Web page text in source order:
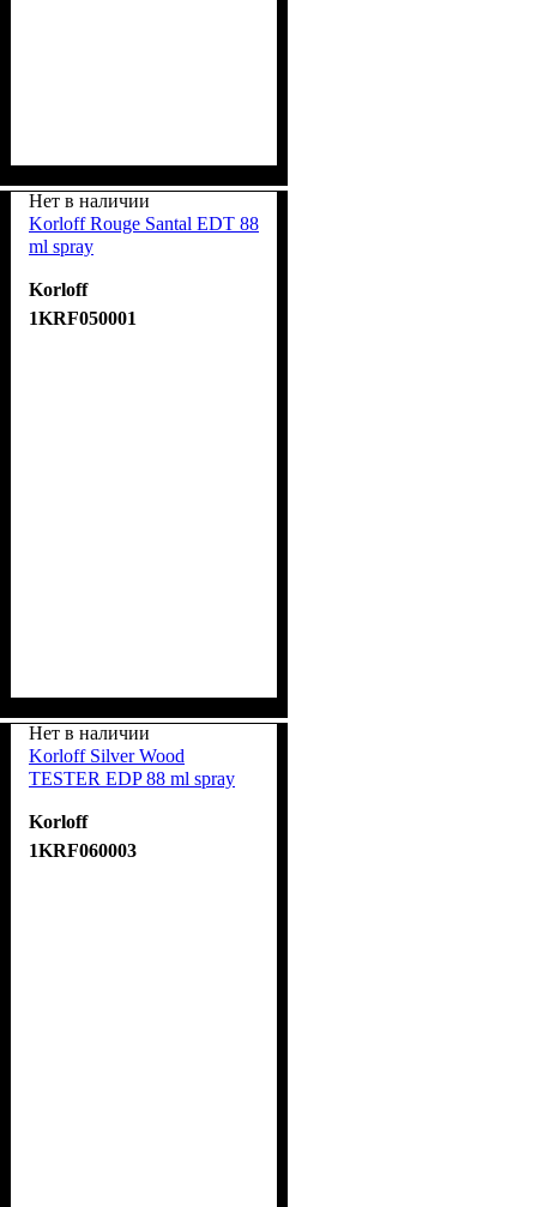
Нет в наличии
Korloff Rouge Santal EDT 88
ml spray
Korloff
1KRF050001
Нет в наличии
Korloff Silver Wood
TESTER EDP 88 ml spray
Korloff
1KRF060003